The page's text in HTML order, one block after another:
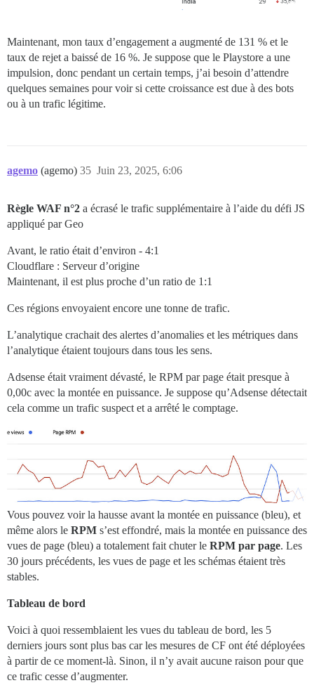
Maintenant, mon taux d’engagement a augmenté de 131 % et le
taux de rejet a baissé de 16 %. Je suppose que le Playstore a une
impulsion, donc pendant un certain temps, j’ai besoin d’attendre
quelques semaines pour voir si cette croissance est due à des bots
ou à un trafic légitime.
agemo (agemo) Juin 23, 2025, 6:06
35
Règle WAF n°2 a écrasé le trafic supplémentaire à l’aide du défi JS
appliqué par Geo
Avant, le ratio était d’environ - 4:1
Cloudflare : Serveur d’origine
Maintenant, il est plus proche d’un ratio de 1:1
Ces régions envoyaient encore une tonne de trafic.
L’analytique crachait des alertes d’anomalies et les métriques dans
l’analytique étaient toujours dans tous les sens.
Adsense était vraiment dévasté, le RPM par page était presque à
0,00c avec la montée en puissance. Je suppose qu’Adsense détectait
cela comme un trafic suspect et a arrêté le comptage.
Vous pouvez voir la hausse avant la montée en puissance (bleu), et
même alors le RPM s’est effondré, mais la montée en puissance des
vues de page (bleu) a totalement fait chuter le RPM par page. Les
30 jours précédents, les vues de page et les schémas étaient très
stables.
Tableau de bord
Voici à quoi ressemblaient les vues du tableau de bord, les 5
derniers jours sont plus bas car les mesures de CF ont été déployées
à partir de ce moment-là. Sinon, il n’y avait aucune raison pour que
ce trafic cesse d’augmenter.